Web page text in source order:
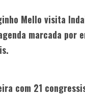
Mello visita
marcada por
com 21